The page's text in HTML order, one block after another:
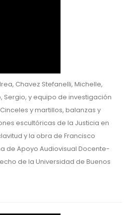
Chavez Stefanelli, Michelle,
Sergio, y equipo de investigación
y martillos, balanzas y
escultóricas de la Justicia en
y la obra de Francisco
de Apoyo Audiovisual Docente-
de la Universidad de Buenos